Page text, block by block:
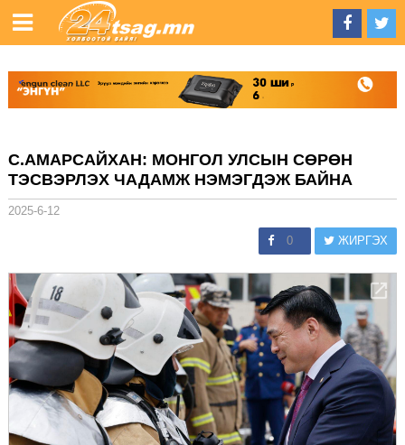
С.АМАРСАЙХАН: МОНГОЛ УЛСЫН СӨРӨН
ТЭСВЭРЛЭХ ЧАДАМЖ НЭМЭГДЭЖ БАЙНА
2025-6-12
0 ЖИРГЭХ